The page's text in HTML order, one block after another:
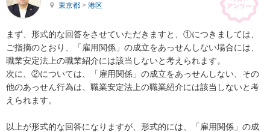
東京都 > 港区
まず、形式的な回答をさせていただきますと、①につきましては、
ご指摘のとおり、「雇用関係」の成立をあっせんしない場合には、
職業安定法上の職業紹介には該当しないと考えられます。
次に、②については、「雇用関係」の成立をあっせんしない、その
他のあっせん行為は、職業安定法上の職業紹介には該当しないと考
えられます。
以上が形式的な回答になりますが、形式的には、「雇用関係」の成